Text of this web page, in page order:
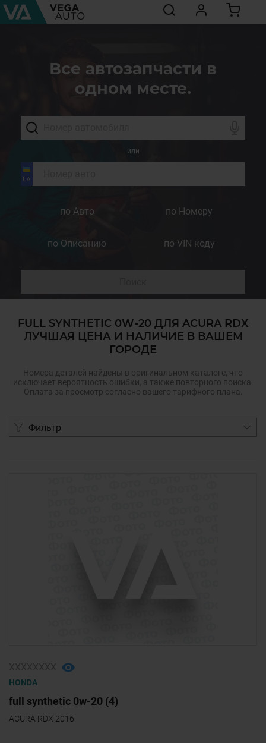
Все автозапчасти в
одном месте.
или
по Авто по Номеру
по Описанию по VIN коду
FULL SYNTHETIC 0W-20 ДЛЯ ACURA RDX
ЛУЧШАЯ ЦЕНА И НАЛИЧИЕ В ВАШЕМ
ГОРОДЕ
Номера деталей найдены в оригинальном каталоге, что
исключает вероятность ошибки, а также повторного поиска.
Оплата за просмотр согласно вашего тарифного плана.
Фильтр
HONDA
full synthetic 0w-20 (4)
ACURA RDX 2016